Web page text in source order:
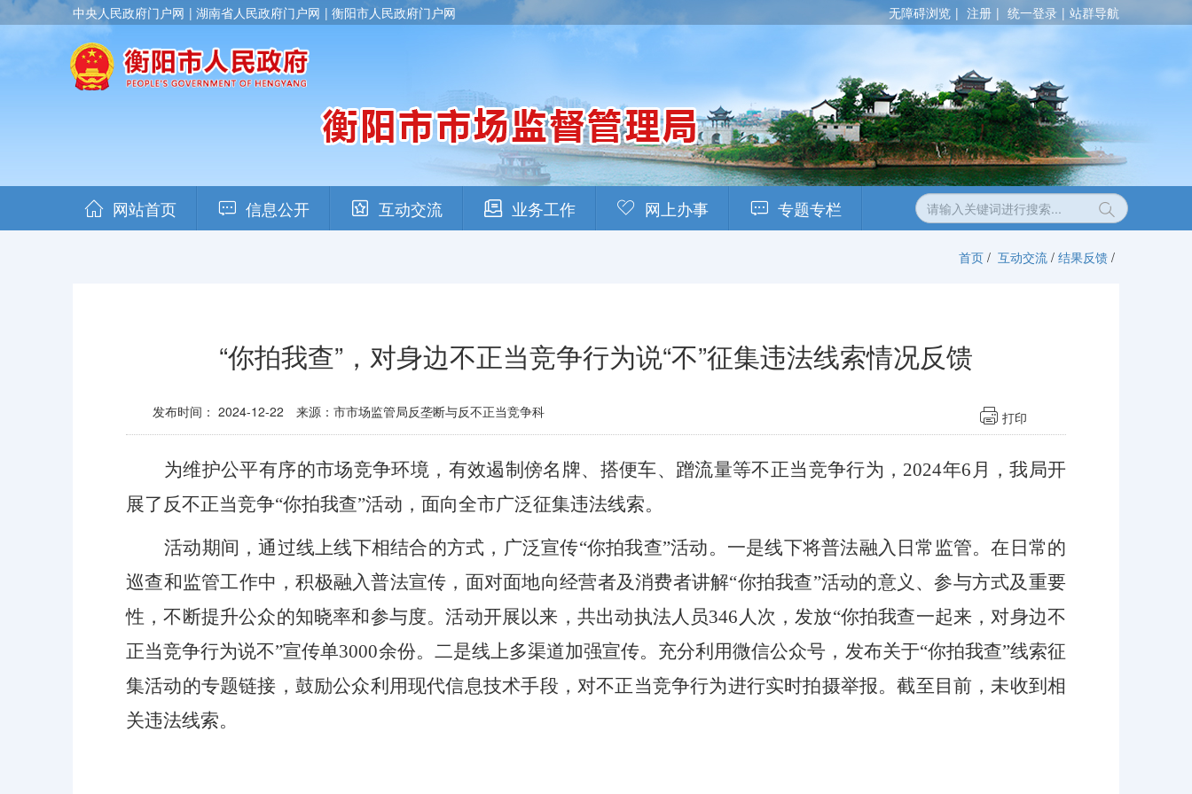
中央人民政府门户网 湖南省人民政府门户网 衡阳市人民政府门户网 无障碍浏览 注册 统一登录 站群导航
网站首页 信息公开 互动交流 业务工作 网上办事 专题专栏
首页 / 互动交流 / 结果反馈 /
“你拍我查”，对身边不正当竞争行为说“不”征集违法线索情况反馈
发布时间： 2024-12-22 来源：市市场监管局反垄断与反不正当竞争科 打印
为维护公平有序的市场竞争环境，有效遏制傍名牌、搭便车、蹭流量等不正当竞争行为，2024年6月，我局开
展了反不正当竞争“你拍我查”活动，面向全市广泛征集违法线索。
活动期间，通过线上线下相结合的方式，广泛宣传“你拍我查”活动。一是线下将普法融入日常监管。在日常的
巡查和监管工作中，积极融入普法宣传，面对面地向经营者及消费者讲解“你拍我查”活动的意义、参与方式及重要
性，不断提升公众的知晓率和参与度。活动开展以来， 共出动执法人员346人次 ，发放“你拍我查一起来，对身边不
正当竞争行为说不”宣传单3000余份。 二是线上多渠道加强宣传。充分利用微信公众号，发布关于“你拍我查”线索征
集活动的专题链接，鼓励公众利用现代信息技术手段，对不正当竞争行为进行实时拍摄举报。截至目前，未收到相
关违法线索。